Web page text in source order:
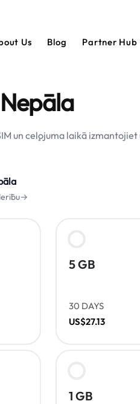
Us Blog Partner Hub
un ceļojuma laikā
5 GB
30 DAYS
US$27.13
1 GB